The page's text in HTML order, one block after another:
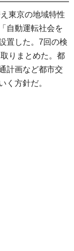
東京の地域特性
自動運転社会を
置した。7回の検
りまとめた。都
計画など都市交
く方針だ。